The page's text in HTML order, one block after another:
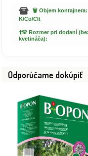
🗑️ Objem kontajnera:
K/Co/Clt
⬆️🌸 Rozmer pri dodaní
kvetináča):
Odporúčame dokúpiť